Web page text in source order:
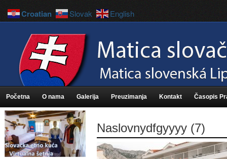
Početna O nama Galerija Preuzimanja Kontakt Časopis
Naslovnydfgyyyy (7)
Croatian Slovak English